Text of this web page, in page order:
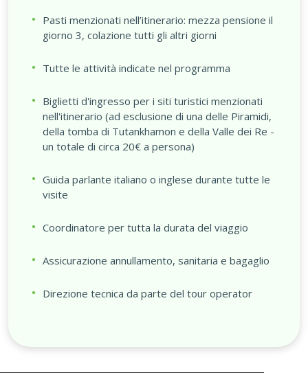
Pasti menzionati nell’itinerario: mezza pensione il
giorno 3, colazione tutti gli altri giorni
Tutte le attività indicate nel programma
Biglietti d'ingresso per i siti turistici menzionati
nell'itinerario (ad esclusione di una delle Piramidi,
della tomba di Tutankhamon e della Valle dei Re -
un totale di circa 20€ a persona)
Guida parlante italiano o inglese durante tutte le
visite
Coordinatore per tutta la durata del viaggio
Assicurazione annullamento, sanitaria e bagaglio
Direzione tecnica da parte del tour operator